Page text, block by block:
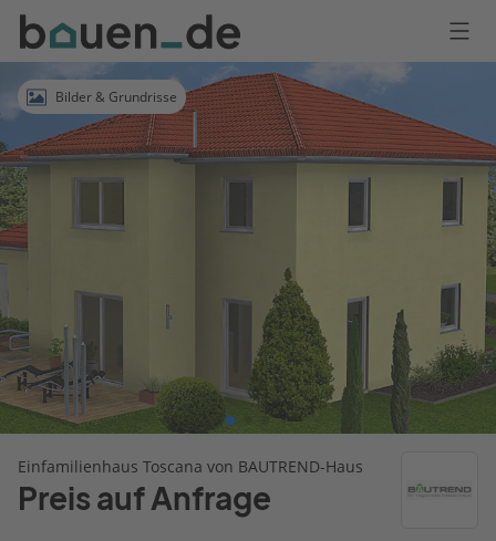
Bauen
Logo
AnmeldenBilder & Grundrisse
Einfamilienhaus Toscana von BAUTREND-Haus
Preis auf Anfrage